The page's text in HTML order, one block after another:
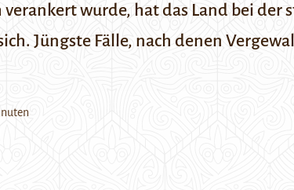
wurde, hat das Land bei
Jüngste Fälle, nach denen